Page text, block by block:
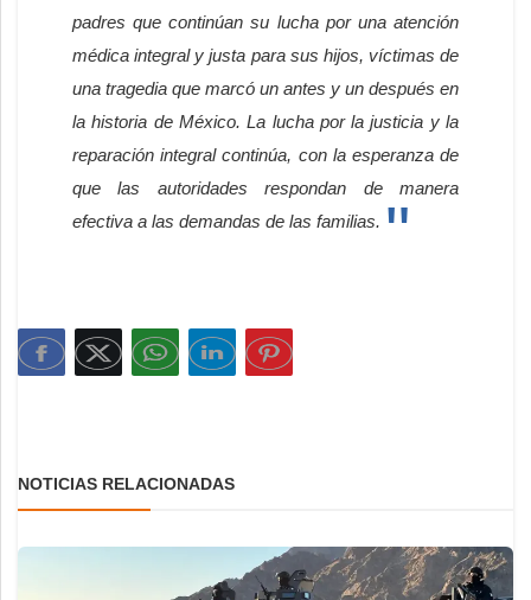
padres que continúan su lucha por una atención
médica integral y justa para sus hijos, víctimas de
una tragedia que marcó un antes y un después en
la historia de México. La lucha por la justicia y la
reparación integral continúa, con la esperanza de
que las autoridades respondan de manera
efectiva a las demandas de las familias.
NOTICIAS RELACIONADAS